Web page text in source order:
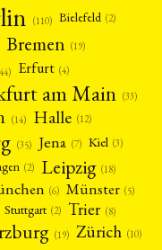
(110) Bielefeld (2)
Bremen (19)
Erfurt (4)
am Main (33)
(14) Halle (12)
(35) Jena (7) Kiel (3)
(2) Leipzig (18)
(6) Münster (5)
Stuttgart (2) Trier (8)
(19) Zürich (10)